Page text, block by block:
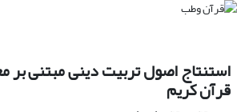
استنتاج اصول تربیت دینی مبتنی بر
قرآن کریم